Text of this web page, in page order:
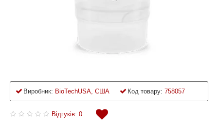
Виробник: BioTechUSA, США Код товару: 758057
Відгуків: 0